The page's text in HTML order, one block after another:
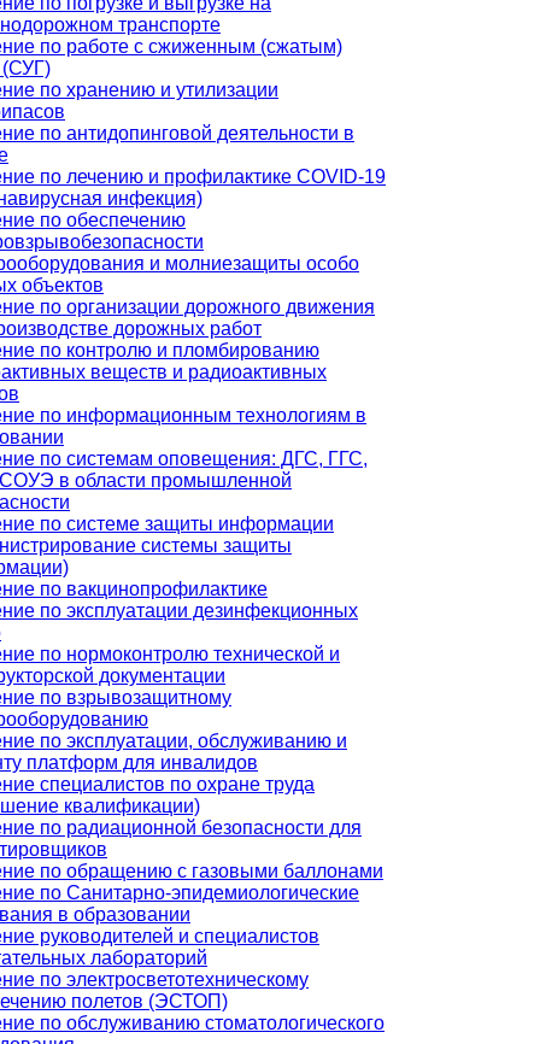
транспорте
по работе с сжиженным (сжатым)
(СУГ)
по хранению и утилизации
по антидопинговой деятельности в
по лечению и профилактике COVID-19
инфекция)
по обеспечению
и молниезащиты особо
объектов
по организации дорожного движения
дорожных работ
по контролю и пломбированию
веществ и радиоактивных
по информационным технологиям в
по системам оповещения: ДГС, ГГС,
в области промышленной
по системе защиты информации
системы защиты
по вакцинопрофилактике
по эксплуатации дезинфекционных
по нормоконтролю технической и
документации
по взрывозащитному
по эксплуатации, обслуживанию и
платформ для инвалидов
специалистов по охране труда
квалификации)
по радиационной безопасности для
по обращению с газовыми баллонами
по Санитарно-эпидемиологические
в образовании
руководителей и специалистов
лабораторий
по электросветотехническому
полетов (ЭСТОП)
по обслуживанию стоматологического